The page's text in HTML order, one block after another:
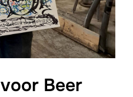
voor Beer